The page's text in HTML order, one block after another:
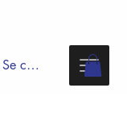
Se connecter